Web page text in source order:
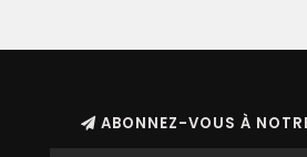
ABONNEZ-VOUS À